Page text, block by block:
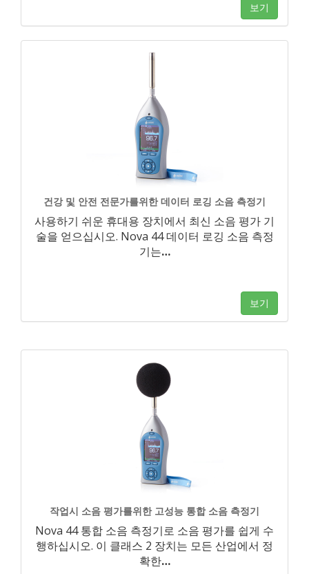
보기
건강 및 안전 전문가를위한 데이터 로깅 소음 측정기
사용하기 쉬운 휴대용 장치에서 최신 소음 평가 기
술을 얻으십시오. Nova 44 데이터 로깅 소음 측정
기는…
보기
작업시 소음 평가를위한 고성능 통합 소음 측정기
Nova 44 통합 소음 측정기로 소음 평가를 쉽게 수
행하십시오. 이 클래스 2 장치는 모든 산업에서 정
확한…